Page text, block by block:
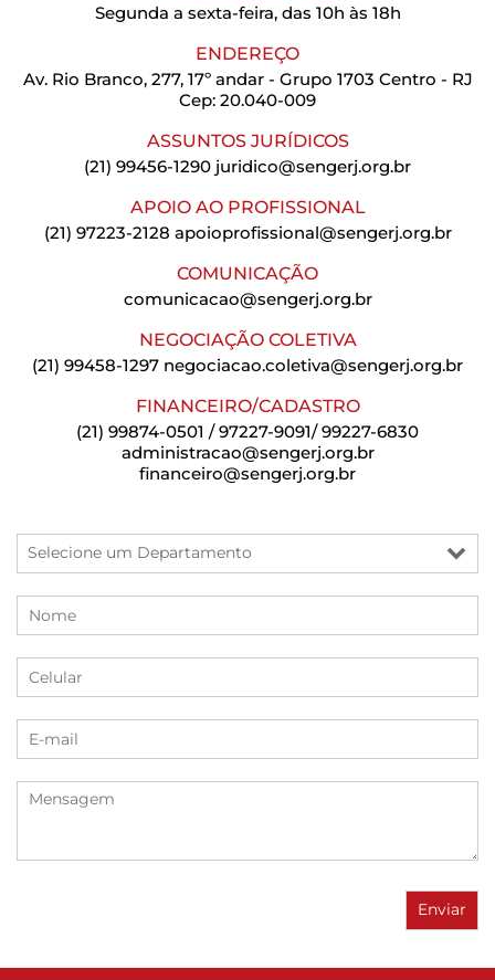
Segunda a sexta-feira, das 10h às 18h
ENDEREÇO
Av. Rio Branco, 277, 17º andar - Grupo 1703 Centro - RJ
Cep: 20.040-009
ASSUNTOS JURÍDICOS
(21) 99456-1290 juridico@sengerj.org.br
APOIO AO PROFISSIONAL
(21) 97223-2128 apoioprofissional@sengerj.org.br
COMUNICAÇÃO
comunicacao@sengerj.org.br
NEGOCIAÇÃO COLETIVA
(21) 99458-1297 negociacao.coletiva@sengerj.org.br
FINANCEIRO/CADASTRO
(21) 99874-0501 / 97227-9091/ 99227-6830
administracao@sengerj.org.br
financeiro@sengerj.org.br